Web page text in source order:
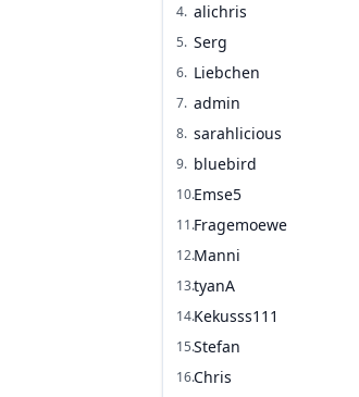
4. alichris
5. Serg
6. Liebchen
7. admin
8. sarahlicious
9. bluebird
10.Emse5
11.Fragemoewe
12.Manni
13.tyanA
14.Kekusss111
15.Stefan
16.Chris